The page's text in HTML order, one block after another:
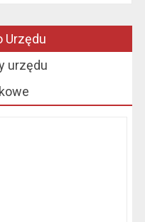
Urzędu
urzędu